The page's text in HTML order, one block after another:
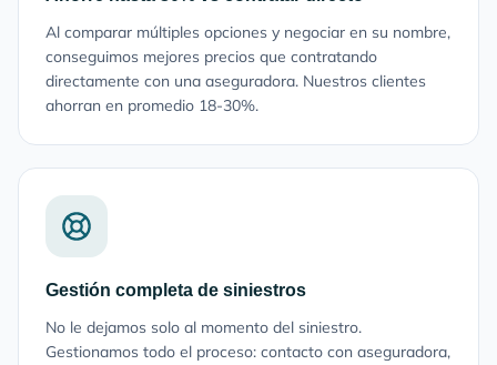
Al comparar múltiples opciones y negociar en su nombre,
conseguimos mejores precios que contratando
directamente con una aseguradora. Nuestros clientes
ahorran en promedio 18-30%.
Gestión completa de siniestros
No le dejamos solo al momento del siniestro.
Gestionamos todo el proceso: contacto con aseguradora,